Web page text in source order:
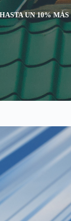
HASTA UN 10%